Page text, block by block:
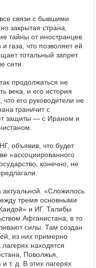
связи с бывшими
закрытая страна,
тайны от иностранцев.
газа, что позволяет ей
тотальный запрет
сети.
продолжаться не
века, и его история
его руководители не
граничит с
защиты — с Ираном и
объявив, что будет
«ассоциированного
конечно, не
актуальной. «Сложилось
тремя основными
и ИГ. Талибы
Афганистана, в то
силы. Там создан
из них примерно
находятся
Поволжья,
т. д. В этих лагерях